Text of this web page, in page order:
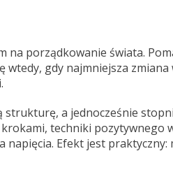
na porządkowanie świata.
gdy najmniejsza zmiana
a jednocześnie
techniki pozytywnego
Efekt jest praktyczny: